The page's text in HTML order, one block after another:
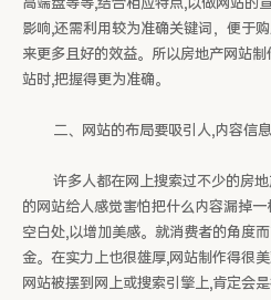
高端盘等等,结合相应特点,以做网站的
影响,还需利用较为准确关键词，便于
来更多且好的效益。所以房地产网站
站时,把握得更为准确。
二、网站的布局要吸引人,内容信息
许多人都在网上搜索过不少的房地
的网站给人感觉害怕把什么内容漏掉
空白处,以增加美感。就消费者的角度
金。在实力上也很雄厚,网站制作得很
网站被摆到网上或搜索引擎上,肯定会